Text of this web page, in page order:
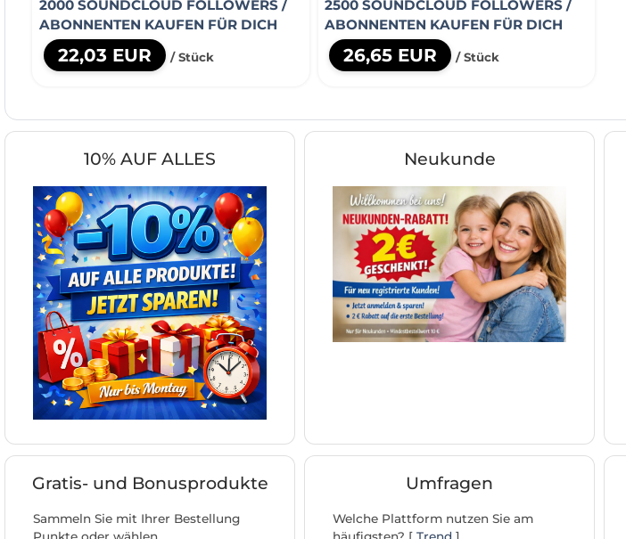
2000 SOUNDCLOUD FOLLOWERS /
ABONNENTEN KAUFEN FÜR DICH
22,03 EUR / Stück
2500 SOUNDCLOUD FOLLOWERS /
ABONNENTEN KAUFEN FÜR DICH
26,65 EUR / Stück
10% AUF ALLES Neukunde
Gratis- und Bonusprodukte
Sammeln Sie mit Ihrer Bestellung
Umfragen
Welche Plattform nutzen Sie am